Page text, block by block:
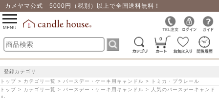
カメヤマ公式 5000円（税別）以上で全国送料無料！
0
toggle
navigation
MENU
登録カテゴリ
トップ > カテゴリ一覧 > バースデー・ケーキ用キャンドル > トミカ・プラレール
トップ > カテゴリ一覧 > バースデー・ケーキ用キャンドル > 人気のバースデーキャンド